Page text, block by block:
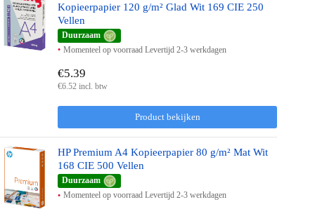
Kopieerpapier 120 g/m² Glad Wit 169 CIE 250
Vellen
Duurzaam
Momenteel op voorraad Levertijd 2-3 werkdagen
Product bekijken
€5.39
€6.52 incl. btw
HP Premium A4 Kopieerpapier 80 g/m² Mat Wit
168 CIE 500 Vellen
Duurzaam
Momenteel op voorraad Levertijd 2-3 werkdagen